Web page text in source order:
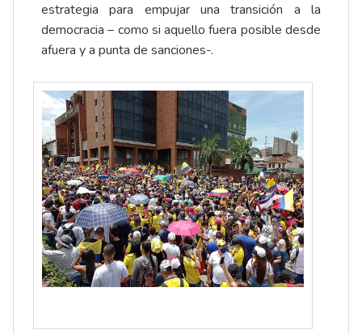
estrategia para empujar una transición a la
democracia – como si aquello fuera posible desde
afuera y a punta de sanciones-.